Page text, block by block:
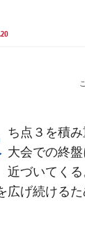
ち点３を積
大会での終
近づいてく
広げ続ける